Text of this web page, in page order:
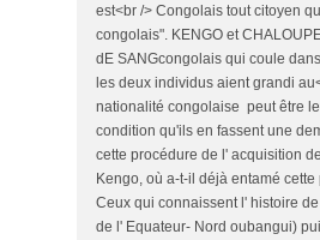
est<br /> Congolais tout citoyen
congolais". KENGO et
dE SANGcongolais qui coule
les deux individus aient grandi
nationalité congolaise peut être
condition qu'ils en fassent une
cette procédure de l' acquisition
Kengo, où a-t-il déjà entamé
Ceux qui connaissent l' histoire
de l' Equateur- Nord oubangui)